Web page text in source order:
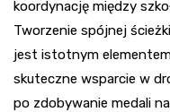
koordynację między
Tworzenie spójnej
jest istotnym
skuteczne wsparcie w
po zdobywanie medali